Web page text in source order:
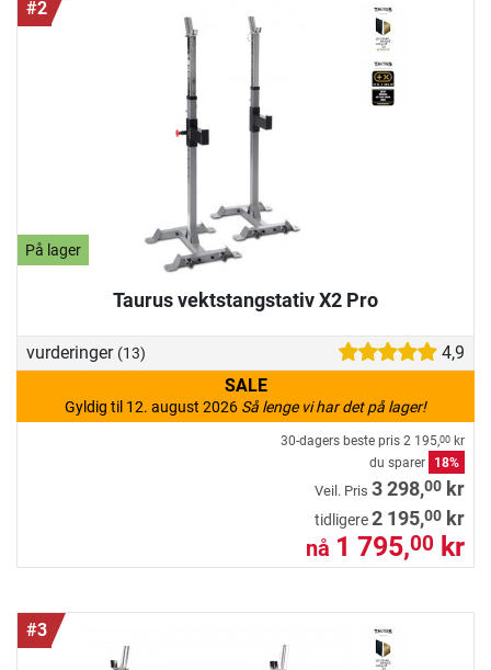
#2
På lager
Taurus vektstangstativ X2 Pro
vurderinger (13)
4,9
SALE
Gyldig til 12. august 2026 Så lenge vi har det på lager!
30-dagers beste pris 2 195,00 kr
du sparer
18%
Veil. Pris 3 298,00 kr
tidligere2 195,00 kr
nå 1 795,00 kr
#3